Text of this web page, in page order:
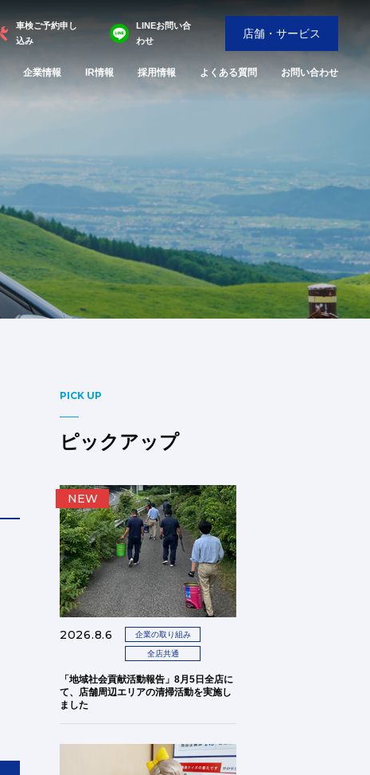
車検ご予約申し
込み
LINEお問い合
わせ
店舗・サービス
企業情報 IR情報 採用情報 よくある質問 お問い合わせ
PICK UP
ピックアップ
2026.8.6 企業の取り組み
全店共通
「地域社会貢献活動報告」8月5日全店に
て、店舗周辺エリアの清掃活動を実施し
ました
NEW